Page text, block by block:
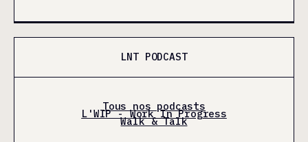
LNT PODCAST
Tous nos podcasts
L'WIP - Work In Progress
Walk & Talk